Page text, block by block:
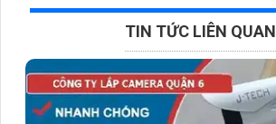
TIN TỨC LIÊN QUAN